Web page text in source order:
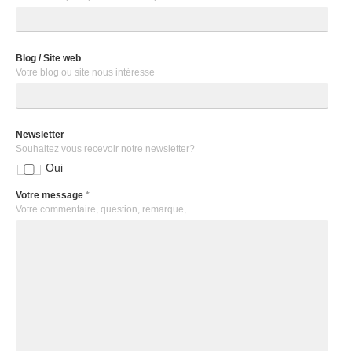
Blog / Site web
Votre blog ou site nous intéresse
Newsletter
Souhaitez vous recevoir notre newsletter?
Oui
Votre message *
Votre commentaire, question, remarque, ...